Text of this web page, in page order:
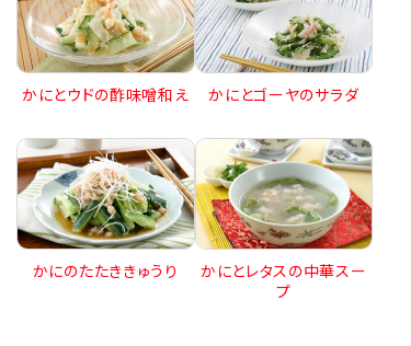
かにとウドの酢味噌和え かにとゴーヤのサラダ
かにのたたききゅうり
かにとレタスの中華スー
プ